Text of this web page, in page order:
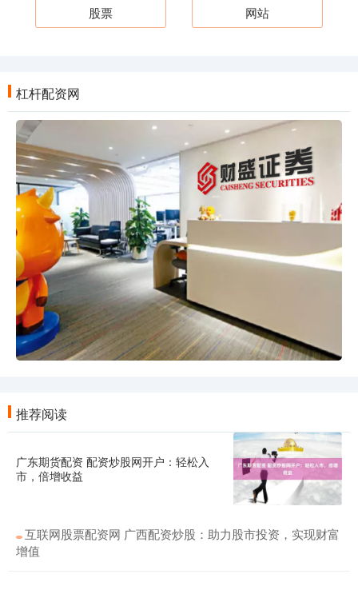
股票 网站
杠杆配资网
推荐阅读
广东期货配资 配资炒股网开户：轻松入
市，倍增收益
互联网股票配资网 广西配资炒股：助力股市投资，实现财富
增值